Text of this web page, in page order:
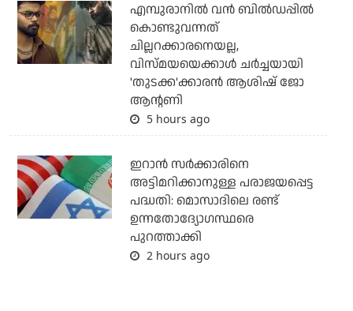
എമ്പുരാനില്‍ വന്‍ ബില്‍ഡപ്പില്‍
കൊണ്ടുവന്നത്
ചില്ലറക്കാരനെയല്ല,
വിസ്മയയെക്കാള്‍ ചര്‍ച്ചയായി
'തുടക്ക'ക്കാരന്‍ ആശിഷ് ജോ
ആന്റണി
5 hours ago
ഇറാന്‍ സര്‍ക്കാരിനെ
അട്ടിമറിക്കാനുള്ള പരാജയപ്പെട്ട
പദ്ധതി: മൊസാദിലെ രണ്ട്
ഉന്നതോദ്യോഗസ്ഥരെ
പുറത്താക്കി
2 hours ago